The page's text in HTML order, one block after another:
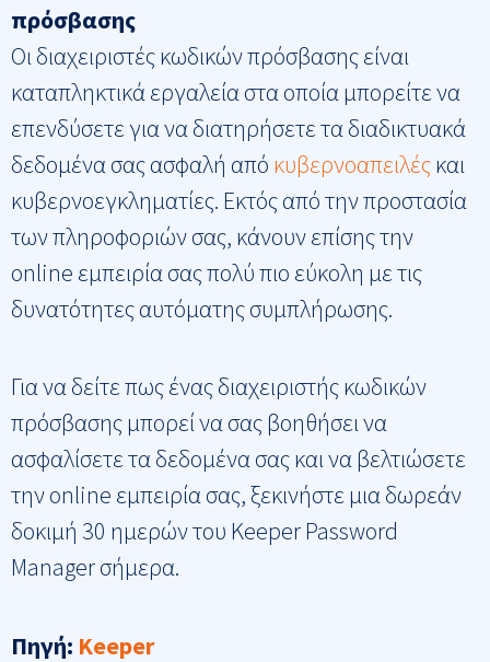
πρόσβασης
Οι διαχειριστές κωδικών πρόσβασης είναι
καταπληκτικά εργαλεία στα οποία μπορείτε να
επενδύσετε για να διατηρήσετε τα διαδικτυακά
δεδομένα σας ασφαλή από κυβερνοαπειλέςκαι
κυβερνοεγκληματίες. Εκτός από την προστασία
των πληροφοριών σας, κάνουν επίσης την
online εμπειρία σας πολύ πιο εύκολη με τις
δυνατότητες αυτόματης συμπλήρωσης.
Για να δείτε πως ένας διαχειριστής κωδικών
πρόσβασης μπορεί να σας βοηθήσει να
ασφαλίσετε τα δεδομένα σας και να βελτιώσετε
την online εμπειρία σας, ξεκινήστε μια δωρεάν
δοκιμή 30 ημερών του Keeper Password
Manager σήμερα.
Πηγή: Keeper